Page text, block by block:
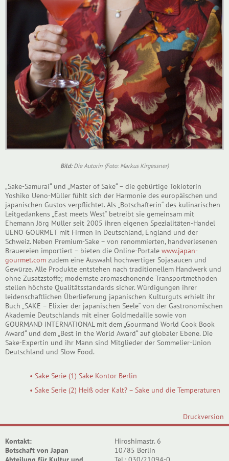
Bild:Die Autorin (Foto: Markus Kirgessner)
„Sake-Samurai“ und „Master of Sake“ – die gebürtige Tokioterin
Yoshiko Ueno-Müller fühlt sich der Harmonie des europäischen und
japanischen Gustos verpflichtet. Als „Botschafterin“ des kulinarischen
Leitgedankens „East meets West“ betreibt sie gemeinsam mit
Ehemann Jörg Müller seit 2005 ihren eigenen Spezialitäten-Handel
UENO GOURMET mit Firmen in Deutschland, England und der
Schweiz. Neben Premium-Sake – von renommierten, handverlesenen
Brauereien importiert – bieten die Online-Portale www.japan-
gourmet.com zudem eine Auswahl hochwertiger Sojasaucen und
Gewürze. Alle Produkte entstehen nach traditionellem Handwerk und
ohne Zusatzstoffe; modernste aromaschonende Transportmethoden
stellen höchste Qualitätsstandards sicher. Würdigungen ihrer
leidenschaftlichen Überlieferung japanischen Kulturguts erhielt ihr
Buch „SAKE – Elixier der japanischen Seele“ von der Gastronomischen
Akademie Deutschlands mit einer Goldmedaille sowie von
GOURMAND INTERNATIONAL mit dem „Gourmand World Cook Book
Award“ und dem „Best in the World Award“ auf globaler Ebene. Die
Sake-Expertin und ihr Mann sind Mitglieder der Sommelier-Union
Deutschland und Slow Food.
• Sake Serie (1) Sake Kontor Berlin
• Sake Serie (2) Heiß oder Kalt? – Sake und die Temperaturen
Druckversion
Kontakt:
Botschaft von Japan
Hiroshimastr. 6
10785 Berlin